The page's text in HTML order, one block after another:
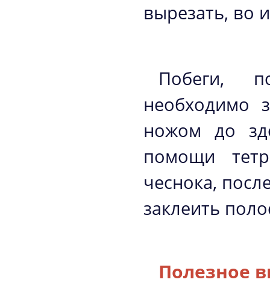
вырезать, во
Побеги,
необходимо
ножом до
помощи
чеснока,
заклеить
Полезное